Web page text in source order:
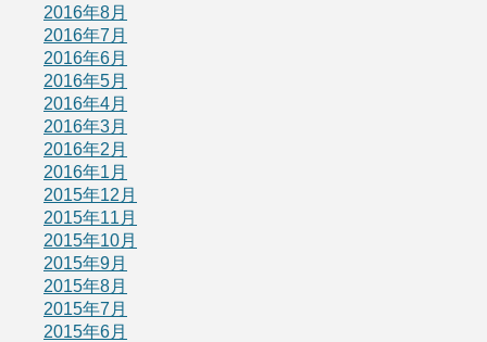
2016年8月
2016年7月
2016年6月
2016年5月
2016年4月
2016年3月
2016年2月
2016年1月
2015年12月
2015年11月
2015年10月
2015年9月
2015年8月
2015年7月
2015年6月